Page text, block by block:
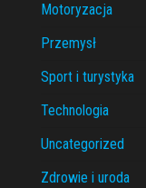
Motoryzacja
Przemysł
Sport i turystyka
Technologia
Uncategorized
Zdrowie i uroda